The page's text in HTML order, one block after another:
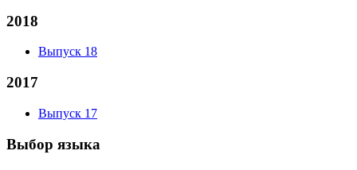
2018
Выпуск 18
2017
Выпуск 17
Выбор языка